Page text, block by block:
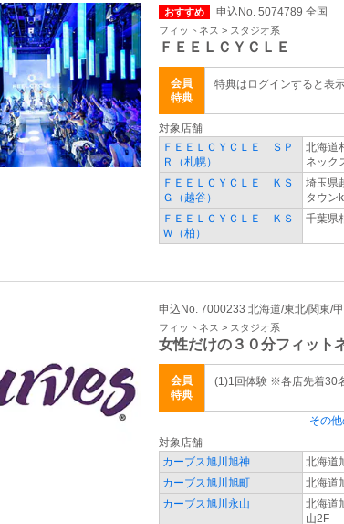
おすすめ 申込No. 5074789 全国
フィットネス > スタジオ系
ＦＥＥＬＣＹＣＬＥ
会員
特典
特典はログインすると表
対象店舗
ＦＥＥＬＣＹＣＬＥ ＳＰ
Ｒ（札幌）
北海道
ネック
ＦＥＥＬＣＹＣＬＥ ＫＳ
Ｇ（越谷）
埼玉県
タウン
ＦＥＥＬＣＹＣＬＥ ＫＳ
Ｗ（柏）
千葉県
申込No. 7000233 北海道/東北/関東/
フィットネス > スタジオ系
女性だけの３０分フィッ
会員
特典
(1)1回体験 ※各店先着30
その
対象店舗
カーブス旭川旭神
北海道
カーブス旭川旭町
北海道
カーブス旭川永山
北海道
山2F